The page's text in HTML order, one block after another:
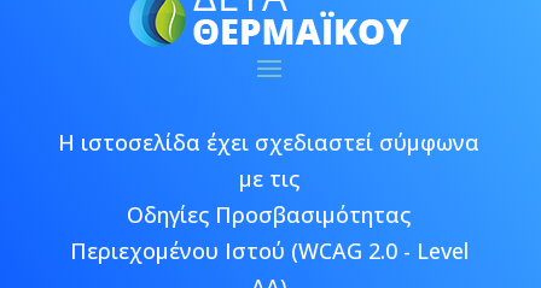
Η ιστοσελίδα έχει σχεδιαστεί σύμφωνα
με τις
Οδηγίες Προσβασιμότητας
Περιεχομένου Ιστού (WCAG 2.0 - Level